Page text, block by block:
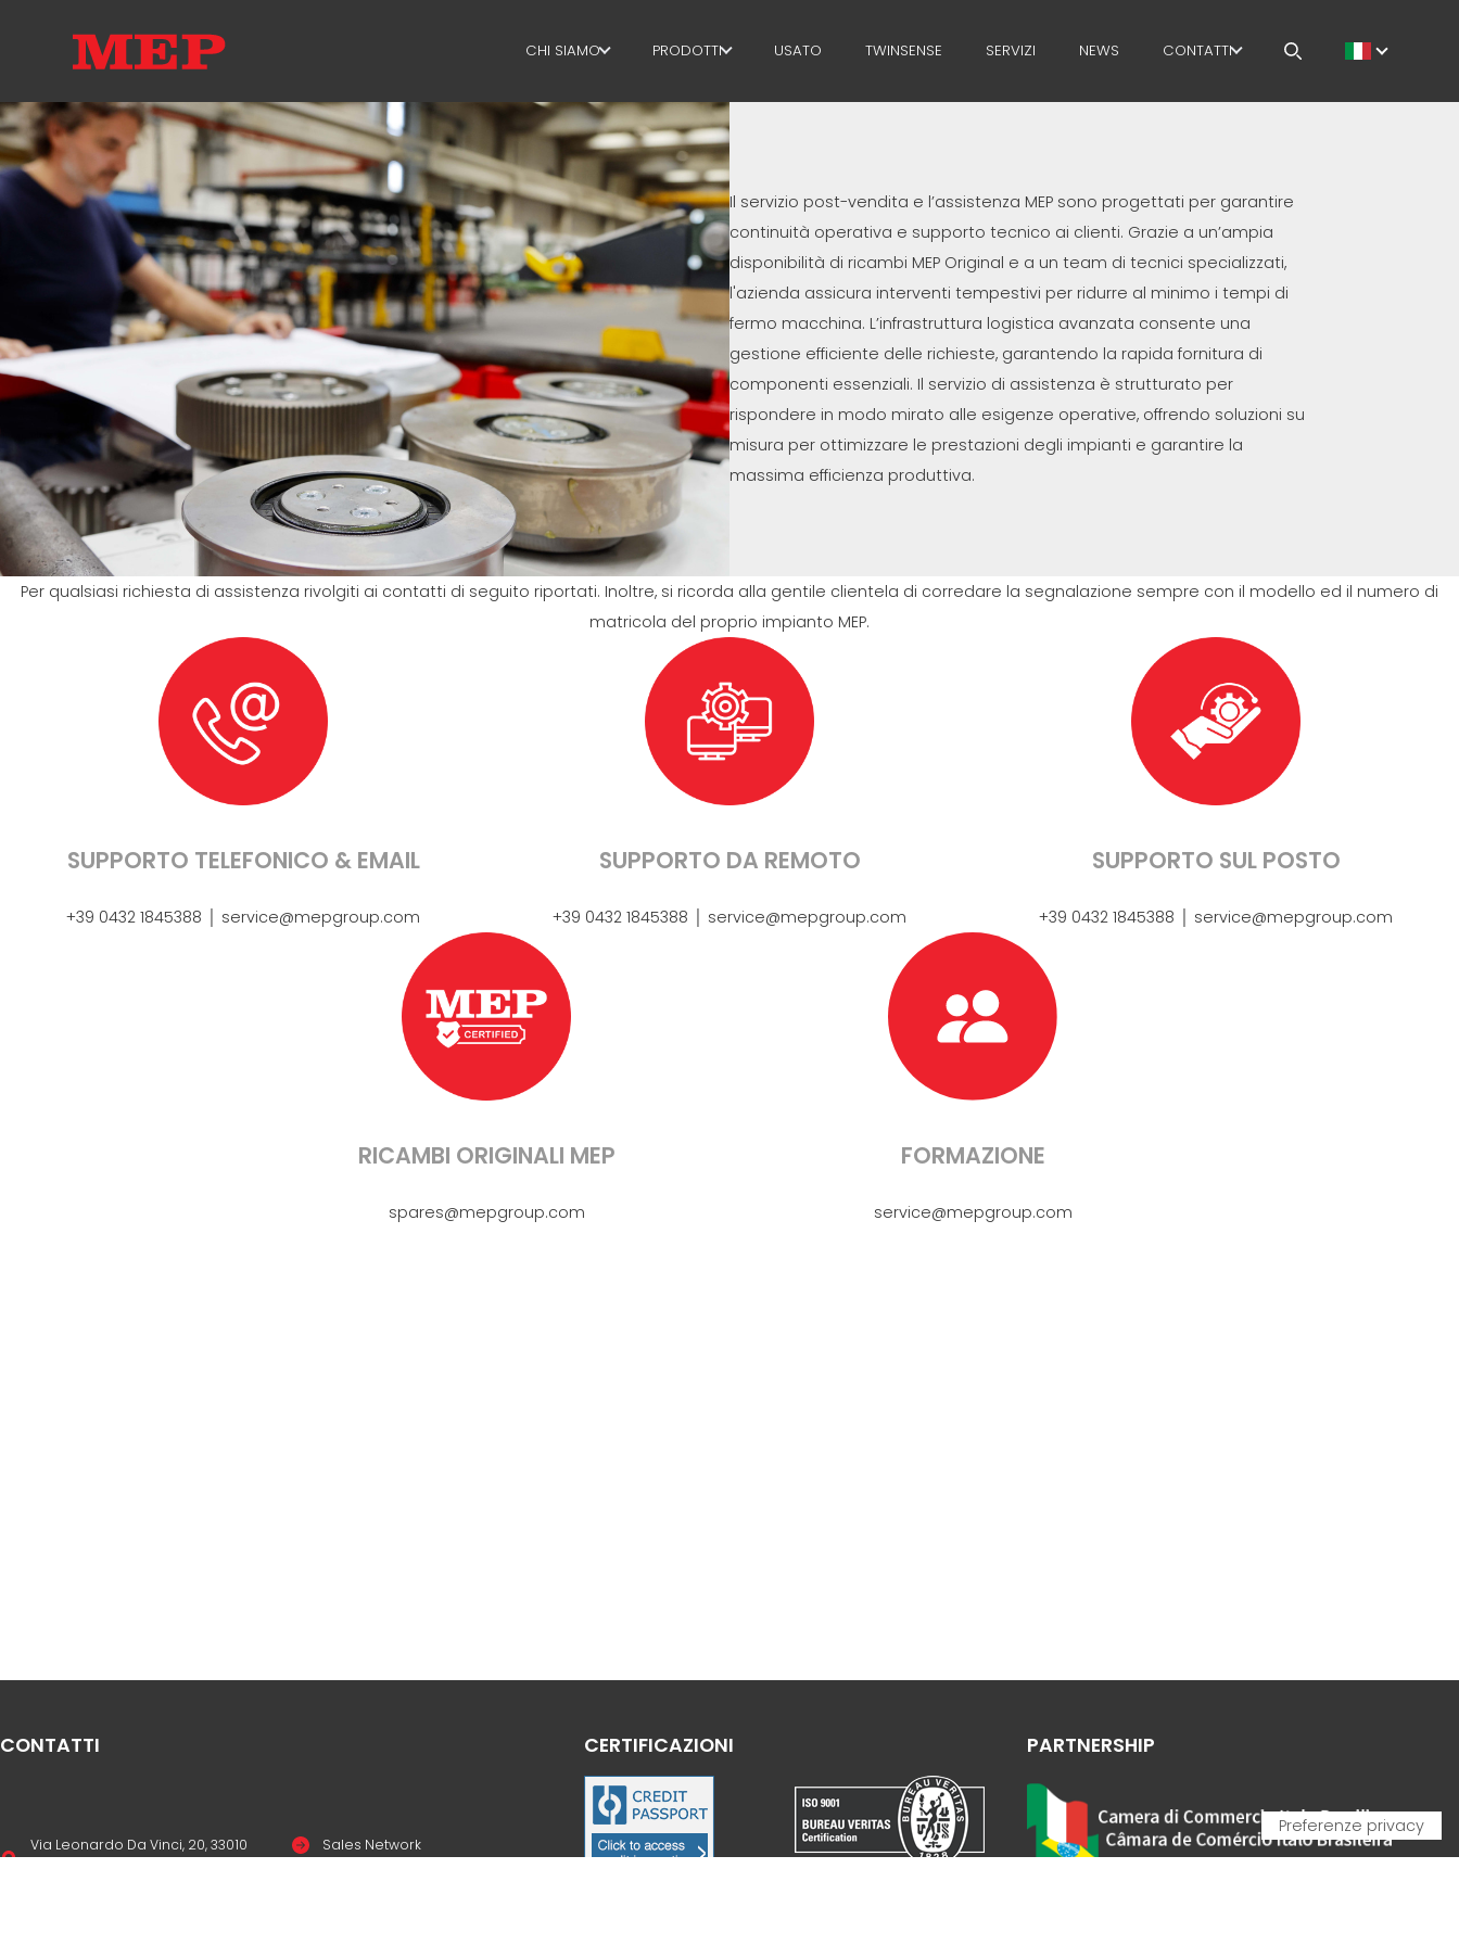
CHI SIAMO
IL GRUPPO
PARTNER
SOSTENIBILITÀ
MEP BUSINESS SCHOOL
PRODOTTI
STAFFE
TAGLIO + SAGOMATURA
RADDRIZZATURA
TAGLIO A MISURA
PIEGA / SAGOMATURA
PALI / GABBIE
TRALICCIO
RETE
USATO TWINSENSE SERVIZI NEWS CONTATTI
LAVORA CON NOI
RETE DI VENDITA
Il servizio post-vendita e l’assistenza MEP sono progettati per garantire
continuità operativa e supporto tecnico ai clienti. Grazie a un’ampia
disponibilità di ricambi MEP Original e a un team di tecnici specializzati,
l'azienda assicura interventi tempestivi per ridurre al minimo i tempi di
fermo macchina. L’infrastruttura logistica avanzata consente una
gestione efficiente delle richieste, garantendo la rapida fornitura di
componenti essenziali. Il servizio di assistenza è strutturato per
rispondere in modo mirato alle esigenze operative, offrendo soluzioni su
misura per ottimizzare le prestazioni degli impianti e garantire la
massima efficienza produttiva.
Per qualsiasi richiesta di assistenza rivolgiti ai contatti di seguito riportati. Inoltre, si ricorda alla gentile clientela di corredare la segnalazione sempre con il modello ed il numero di
matricola del proprio impianto MEP.
SUPPORTO TELEFONICO & EMAIL
+39 0432 1845388 │ service@mepgroup.com
SUPPORTO DA REMOTO
+39 0432 1845388 │ service@mepgroup.com
SUPPORTO SUL POSTO
+39 0432 1845388 │ service@mepgroup.com
RICAMBI ORIGINALI MEP
spares@mepgroup.com
FORMAZIONE
service@mepgroup.com
CONTATTI
Via Leonardo Da Vinci, 20, 33010
Sales Network
CERTIFICAZIONI PARTNERSHIP